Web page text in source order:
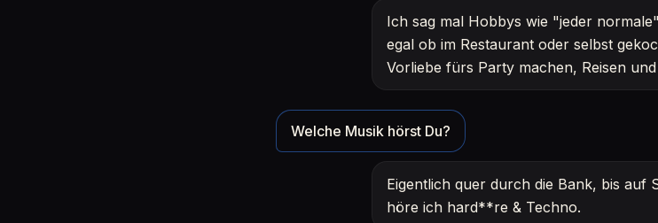
Ich sag mal Hobbys wie "jeder
egal ob im Restaurant oder selbst
Vorliebe fürs Party machen, Reisen
Welche Musik hörst Du?
Eigentlich quer durch die Bank, bis auf
höre ich hard**re & Techno.